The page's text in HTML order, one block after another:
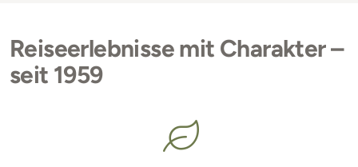
Reiseerlebnisse mit Charakter –
seit 1959